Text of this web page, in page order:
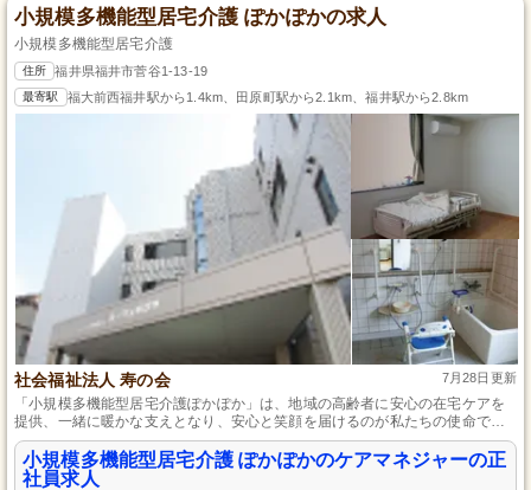
小規模多機能型居宅介護 ぽかぽかの求人
小規模多機能型居宅介護
住所 福井県福井市菅谷1-13-19
最寄駅 福大前西福井駅から1.4km、田原町駅から2.1km、福井駅から2.8km
社会福祉法人 寿の会 7月28日更新
「小規模多機能型居宅介護ぽかぽか」は、地域の高齢者に安心の在宅ケアを
提供、一緒に暖かな支えとなり、安心と笑顔を届けるのが私たちの使命で
す。
小規模多機能型居宅介護 ぽかぽかのケアマネジャーの正
社員求人